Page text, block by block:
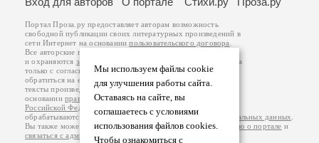
Мы используем файлы cookie
для улучшения работы сайта.
Оставаясь на сайте, вы
соглашаетесь с условиями
использования файлов cookies.
Чтобы ознакомиться с
Портал Проза.ру предоставляет авторам возможность
свободной публикации своих литературных произведений в
сети Интернет на основаниипользовательского договора
Все авторские права на произведения принадлежат авторам
и охраняются законом
. Перепечатка произведений возможна
только с согласия его автора, к которому вы можете
обратиться на его авторской странице. Ответственность за
тексты произведений авторы несут самостоятельно на
основанииправил публикацииизаконодательства
Российской Федерации
обрабатываются на основанииПолитики обработки персональных данных
Вы также можете посмотреть более подробнуюинформацию о портале и
связаться с администрацией